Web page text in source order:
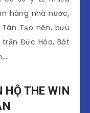
hàng nhà nước,
Tạo nên, bưu
Đức Hòa, Bát
HỘ THE WIN